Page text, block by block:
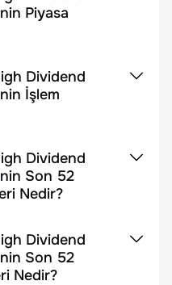
Piyasa
Dividend
İşlem
Dividend
Son 52
Nedir?
Dividend
Son 52
Nedir?